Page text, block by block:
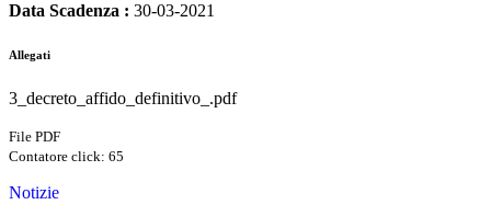
Data Scadenza : 30-03-2021
Allegati
3_decreto_affido_definitivo_.pdf
File PDF
Contatore click: 65
Notizie